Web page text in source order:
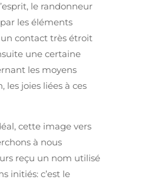
le randonneur
les éléments
un contact très étroit
une certaine
les moyens
les joies liées à ces
cette image vers
à nous
reçu un nom utilisé
initiés: c’est le